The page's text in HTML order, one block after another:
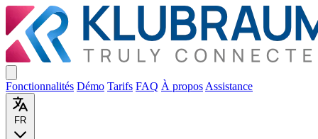
Fonctionnalités Démo Tarifs FAQ À propos Assistance
FR